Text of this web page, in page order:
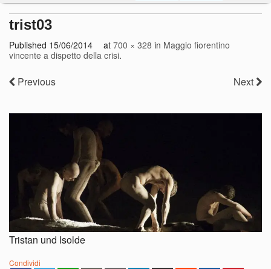
trist03
Published 15/06/2014 at 700 × 328 in Maggio fiorentino
vincente a dispetto della crisi.
Previous Next
Tristan und Isolde
Condividi